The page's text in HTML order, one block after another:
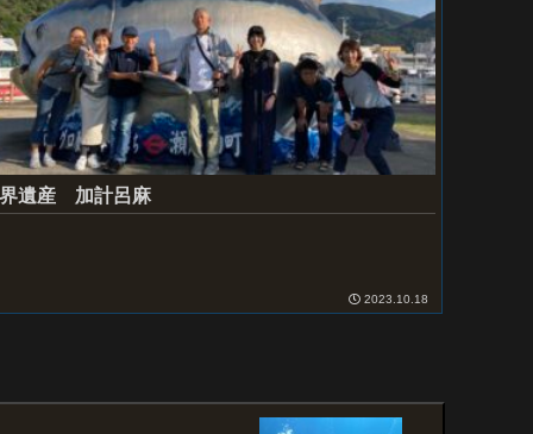
遺産 加計呂麻
2023.10.18